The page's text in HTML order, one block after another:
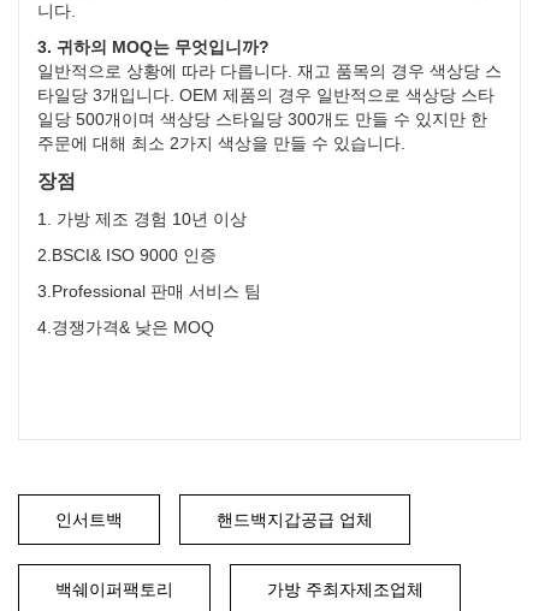
니다.
3. 귀하의 MOQ는 무엇입니까?
일반적으로 상황에 따라 다릅니다. 재고 품목의 경우 색상당 스
타일당 3개입니다. OEM 제품의 경우 일반적으로 색상당 스타
일당 500개이며 색상당 스타일당 300개도 만들 수 있지만 한
주문에 대해 최소 2가지 색상을 만들 수 있습니다.
장점
1. 가방 제조 경험 10년 이상
2.BSCI& ISO 9000 인증
3.Professional 판매 서비스 팀
4.경쟁가격& 낮은 MOQ
인서트백 핸드백지갑공급 업체
백쉐이퍼팩토리 가방 주최자제조업체